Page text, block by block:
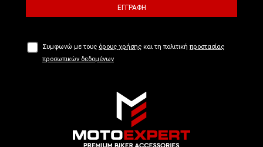
ΕΓΓΡΑΦΉ
Συμφωνώ με τους όρους χρήσης και τη πολιτική προστασίας
προσωπικών δεδομένων